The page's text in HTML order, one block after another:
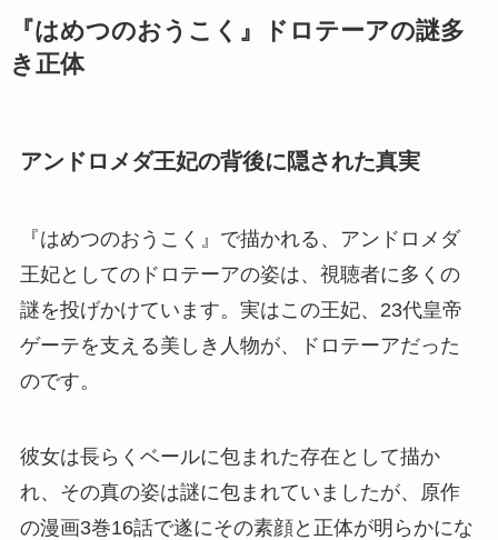
『はめつのおうこく』ドロテーアの謎多
き正体
アンドロメダ王妃の背後に隠された真実
『はめつのおうこく』で描かれる、アンドロメダ
王妃としてのドロテーアの姿は、視聴者に多くの
謎を投げかけています。実はこの王妃、23代皇帝
ゲーテを支える美しき人物が、ドロテーアだった
のです。
彼女は長らくベールに包まれた存在として描か
れ、その真の姿は謎に包まれていましたが、原作
の漫画3巻16話で遂にその素顔と正体が明らかにな